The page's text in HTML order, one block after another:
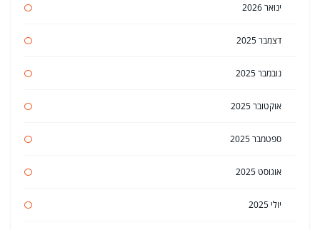
ינואר 2026
דצמבר 2025
נובמבר 2025
אוקטובר 2025
ספטמבר 2025
אוגוסט 2025
יולי 2025